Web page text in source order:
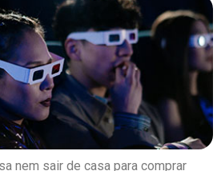
nem sair de casa para comprar